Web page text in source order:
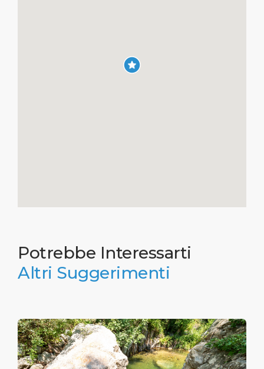
Potrebbe Interessarti
Altri Suggerimenti